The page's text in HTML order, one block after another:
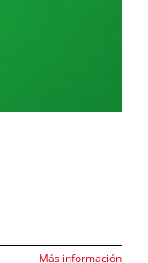
Más información